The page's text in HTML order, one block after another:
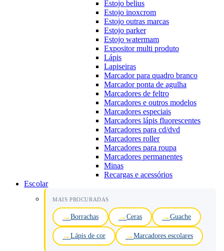
Estojo belius
Estojo inoxcrom
Estojo outras marcas
Estojo parker
Estojo watermam
Expositor multi produto
Lápis
Lapiseiras
Marcador para quadro branco
Marcador ponta de agulha
Marcadores de feltro
Marcadores e outros modelos
Marcadores especiais
Marcadores lápis fluorescentes
Marcadores para cd/dvd
Marcadores roller
Marcadores para roupa
Marcadores permanentes
Minas
Recargas e acessórios
Escolar
MAIS PROCURADAS
Borrachas Ceras Guache
Lápis de cor Marcadores escolares